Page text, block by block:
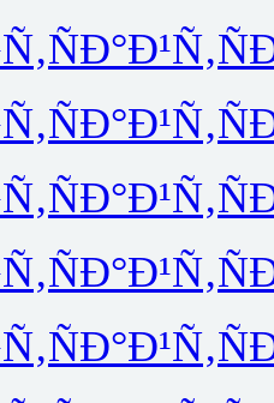
ÑÐ°Ð¹Ñ‚
ÑÐ°Ð¹Ñ‚
ÑÐ°Ð¹Ñ‚
ÑÐ°Ð¹Ñ‚
ÑÐ°Ð¹Ñ‚